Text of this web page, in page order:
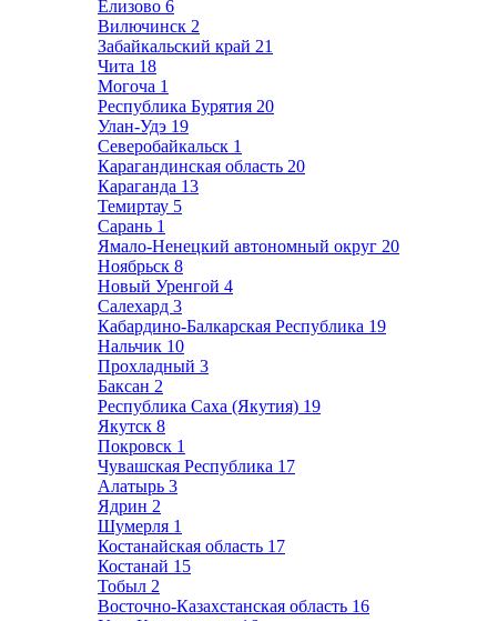
Елизово 6
Вилючинск 2
Забайкальский край 21
Чита 18
Могоча 1
Республика Бурятия 20
Улан-Удэ 19
Северобайкальск 1
Карагандинская область 20
Караганда 13
Темиртау 5
Сарань 1
Ямало-Ненецкий автономный округ 20
Ноябрьск 8
Новый Уренгой 4
Салехард 3
Кабардино-Балкарская Республика 19
Нальчик 10
Прохладный 3
Баксан 2
Республика Саха (Якутия) 19
Якутск 8
Покровск 1
Чувашская Республика 17
Алатырь 3
Ядрин 2
Шумерля 1
Костанайская область 17
Костанай 15
Тобыл 2
Восточно-Казахстанская область 16